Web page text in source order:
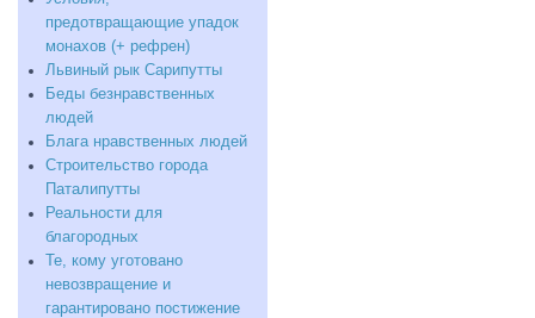
предотвращающие упадок
монахов (+ рефрен)
Львиный рык Сарипутты
Беды безнравственных
людей
Блага нравственных людей
Строительство города
Паталипутты
Реальности для
благородных
Те, кому уготовано
невозвращение и
гарантировано постижение